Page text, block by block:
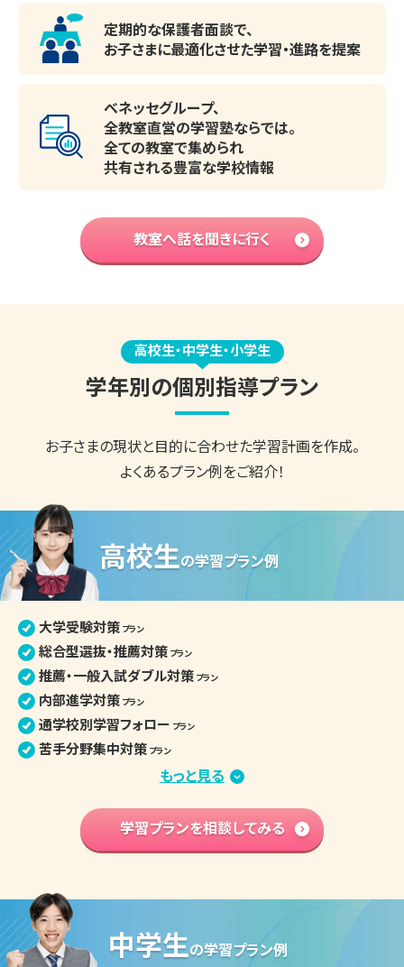
定期的な保護者面談で、
お子さまに最適化させた学習・進路を提案
ベネッセグループ、
全教室直営の学習塾ならでは。
全ての教室で集められ
共有される豊富な学校情報
教室へ話を聞きに行く
高校生・中学生・小学生
学年別の個別指導プラン
お子さまの現状と目的に合わせた学習計画を作成。
よくあるプラン例をご紹介！
高校生の学習プラン例
大学受験対策 プラン
総合型選抜・推薦対策 プラン
推薦・一般入試ダブル対策 プラン
内部進学対策 プラン
通学校別学習フォロー プラン
苦手分野集中対策 プラン
定期テスト・評定対策プラン
部活との両立 プラン
学習内容 基礎固め プラン
高校入学準備 プラン
高校生の個別指導詳細
もっと見る
学習プランを相談してみる
中学生の学習プラン例